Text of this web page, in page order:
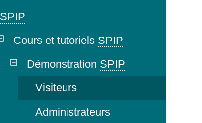
SPIP
Cours et tutoriels SPIP
Démonstration SPIP
Visiteurs
Administrateurs